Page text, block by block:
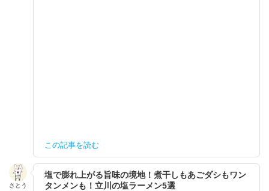
この記事を読む
さとう
塩で膨れ上がる旨味の境地！煮干しもあごダシもワン
タンメンも！立川の塩ラーメン5選